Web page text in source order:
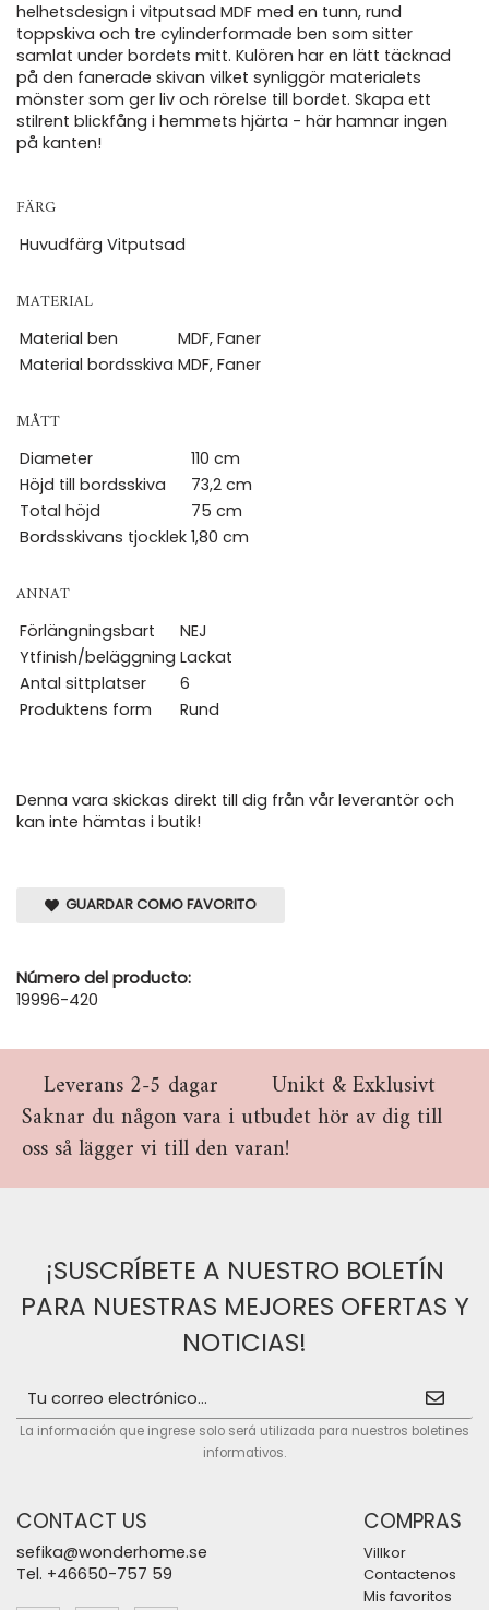
helhetsdesign i vitputsad MDF med en tunn, rund
toppskiva och tre cylinderformade ben som sitter
samlat under bordets mitt. Kulören har en lätt täcknad
på den fanerade skivan vilket synliggör materialets
mönster som ger liv och rörelse till bordet. Skapa ett
stilrent blickfång i hemmets hjärta - här hamnar ingen
på kanten!
FÄRG
Huvudfärg Vitputsad
MATERIAL
Material ben
MDF, Faner
Material bordsskiva MDF, Faner
MÅTT
Diameter
110 cm
Höjd till bordsskiva
73,2 cm
Total höjd
75 cm
Bordsskivans tjocklek 1,80 cm
ANNAT
Förlängningsbart
NEJ
Ytfinish/beläggning Lackat
Antal sittplatser
6
Produktens form
Rund
Denna vara skickas direkt till dig från vår leverantör och
kan inte hämtas i butik!
GUARDAR COMO FAVORITO
Número del producto:
19996-420
Leverans 2-5 dagar
Unikt & Exklusivt
Saknar du någon vara i utbudet hör av dig till
oss så lägger vi till den varan!
¡SUSCRÍBETE A NUESTRO BOLETÍN
PARA NUESTRAS MEJORES OFERTAS Y
NOTICIAS!
La información que ingrese solo será utilizada para nuestros boletines
informativos.
CONTACT US
sefika@wonderhome.se
Tel. +46650-757 59
COMPRAS
Villkor
Contactenos
Mis favoritos